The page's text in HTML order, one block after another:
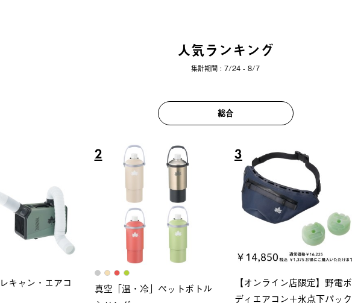
人気ランキング
集計期間 : 7/24 - 8/7
総合
ック 風抜きQセ
6
ソーラーブロック 風抜きQセ
ットタープ 200-BG
7
グランベーシック スペースベ
ース・オクタゴン-BJ